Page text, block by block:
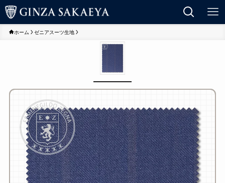
ホーム ゼニアスーツ生地